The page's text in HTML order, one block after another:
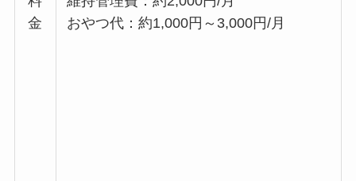
金
おやつ代：約1,000円～3,000円/月